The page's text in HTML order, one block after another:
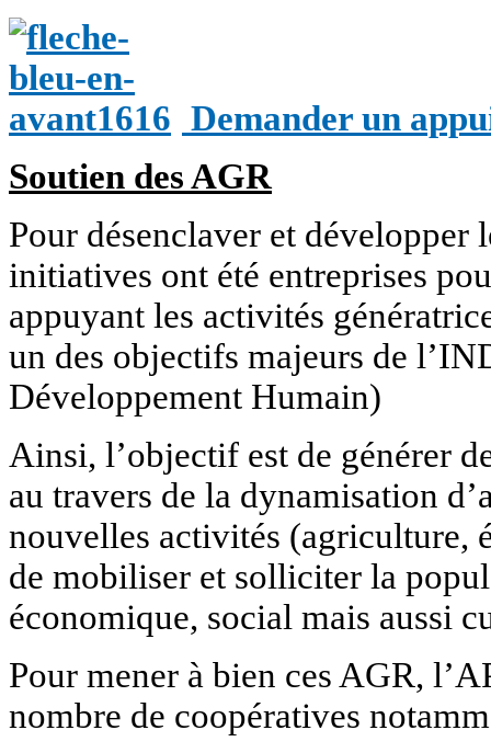
Demander un
Soutien des AGR
Pour désenclaver et développer
initiatives ont été entreprises
appuyant les activités
un des objectifs majeurs de
Développement Humain)
Ainsi, l’objectif est de générer
au travers de la dynamisation
nouvelles activités (agriculture,
de mobiliser et solliciter la
économique, social mais aussi
Pour mener à bien ces AGR,
nombre de coopératives